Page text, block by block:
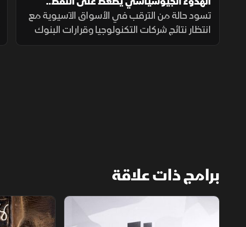
وإنفيديا تراهن على كوريا
تسود حالة من الترقب في الأسواق الآسيوية مع
انتظار نتائج شركات التكنولوجيا وقرارات البنوك
المركزية، بالتزامن مع تراجع النفط واستمرار
برامج ذات علاقة
الأسواق الأميركية ملحمة الأرقام